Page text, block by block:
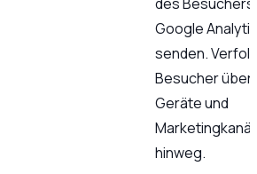
Google
senden.
Besucher über
Geräte und
hinweg.